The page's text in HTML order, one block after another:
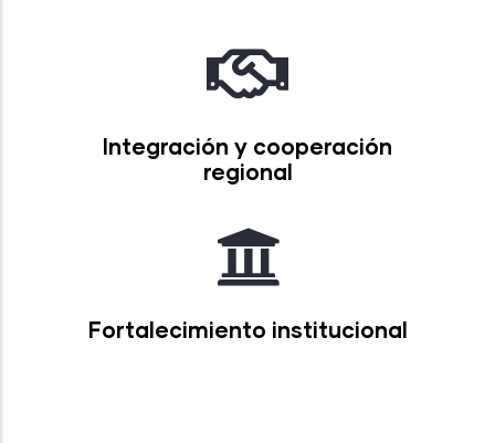
Integración y cooperación
regional
Fortalecimiento institucional